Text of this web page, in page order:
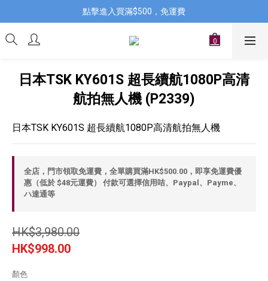
點擊進入買滿$500，免運費
日本TSK KY601S 超長續航1080P高清
航拍無人機 (P2339)
日本TSK KY601S 超長續航1080P高清航拍無人機
全店，門市領取免運費，全單購買滿HK$500.00，即享免運費優
惠（低於 $48元運費） 付款可選擇信用咭、Paypal、Payme、
ハ達通等
HK$3,980.00
HK$998.00
顏色